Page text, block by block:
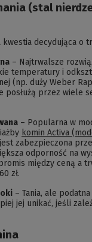
(stal
decydująca o
– Najtrwalsze
temperatury i
(np. duży Weber
posłużą przez wiele
– Popularna w
komin Activa
zabezpieczona
odporność na
między ceną a
zł.
– Tania, ale
jej unikać, jeśli